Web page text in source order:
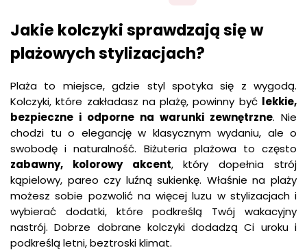
Jakie kolczyki sprawdzają się w
plażowych stylizacjach?
Plaża to miejsce, gdzie styl spotyka się z wygodą.
Kolczyki, które zakładasz na plażę, powinny być lekkie,
bezpieczne i odporne na warunki zewnętrzne. Nie
chodzi tu o elegancję w klasycznym wydaniu, ale o
swobodę i naturalność. Biżuteria plażowa to często
zabawny, kolorowy akcent, który dopełnia strój
kąpielowy, pareo czy luźną sukienkę. Właśnie na plaży
możesz sobie pozwolić na więcej luzu w stylizacjach i
wybierać dodatki, które podkreślą Twój wakacyjny
nastrój. Dobrze dobrane kolczyki dodadzą Ci uroku i
podkreślą letni, beztroski klimat.